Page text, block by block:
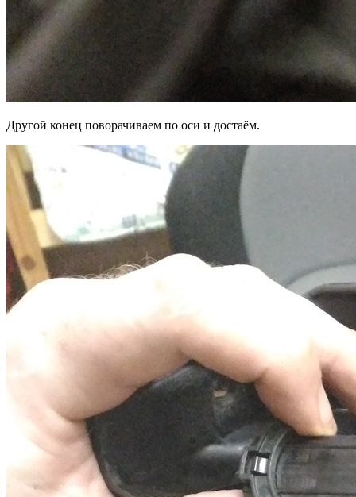
Другой конец поворачиваем по оси и достаём.